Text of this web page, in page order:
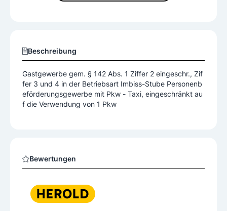
Beschreibung
Gastgewerbe gem. § 142 Abs. 1 Ziffer 2 eingeschr., Zif
fer 3 und 4 in der Betriebsart Imbiss-Stube Personenb
eförderungsgewerbe mit Pkw - Taxi, eingeschränkt au
f die Verwendung von 1 Pkw
Bewertungen